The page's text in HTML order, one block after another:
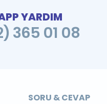
YARDIM
365 01 08
SORU & CEVAP